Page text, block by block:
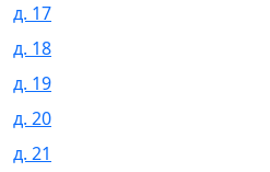
д. 17
д. 18
д. 19
д. 20
д. 21